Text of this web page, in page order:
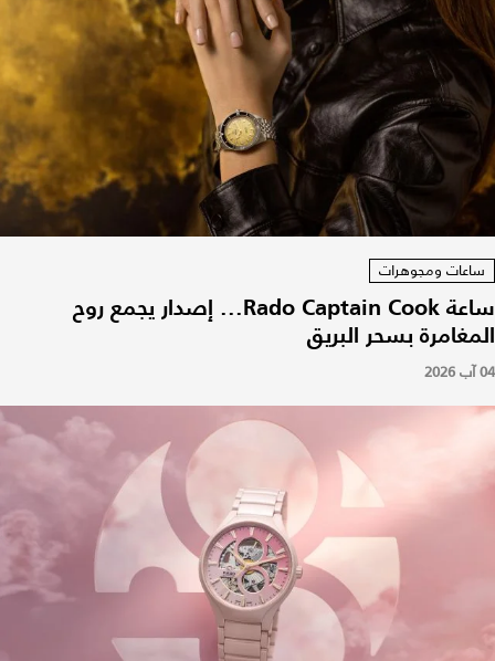
ساعات ومجوهرات
ساعة Rado Captain Cook... إصدار يجمع روح
المغامرة بسحر البريق
04 آب 2026